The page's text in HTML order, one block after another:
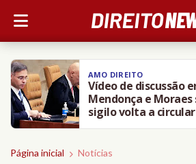
AMO DIREITO
Vídeo de discussão
Mendonça e
sigilo volta a
entenda
Página inicial Notícias